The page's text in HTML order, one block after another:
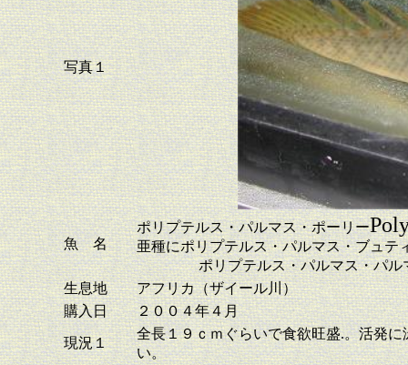
写真１
魚 名
ポリプテルス・パルマス・ポーリー
亜種にポリプテルス・パルマス・ブュテ
ポリプテルス・パルマス・パル
生息地
アフリカ（ザイール川）
購入日
２００４年４月
現況１
全長１９ｃｍぐらいで食欲旺盛.。活発
い。